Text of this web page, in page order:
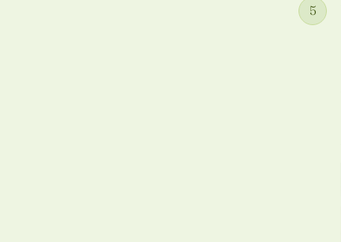
Étape
5